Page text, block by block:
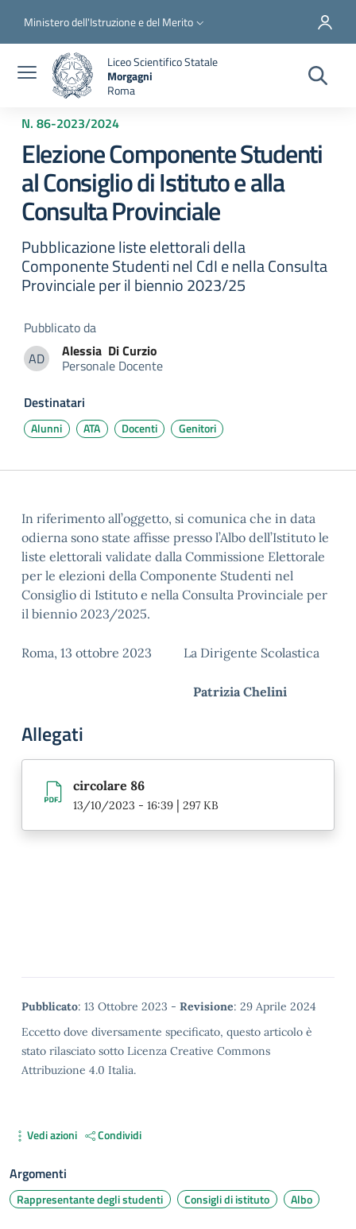
Slim top
Ministero dell'Istruzione e del Merito
Liceo Scientifico Statale
Morgagni
Roma
N. 86-2023/2024
Elezione Componente Studenti
al Consiglio di Istituto e alla
Consulta Provinciale
Pubblicazione liste elettorali della
Componente Studenti nel CdI e nella Consulta
Provinciale per il biennio 2023/25
Pubblicato da
ADAlessia Di Curzio
Alessia Di Curzio
Personale Docente
Destinatari
Alunni ATA Docenti Genitori
In riferimento all’oggetto, si comunica che in data
odierna sono state affisse presso l’Albo dell’Istituto le
liste elettorali validate dalla Commissione Elettorale
per le elezioni della Componente Studenti nel
Consiglio di Istituto e nella Consulta Provinciale per
il biennio 2023/2025.
Roma, 13 ottobre 2023 La Dirigente Scolastica
Patrizia Chelini
Allegati
circolare 86
13/10/2023 - 16:39 | 297 KB
Metadata
Pubblicato: 13 Ottobre 2023 - Revisione: 29 Aprile 2024
Eccetto dove diversamente specificato, questo articolo è
stato rilasciato sotto Licenza Creative Commons
Attribuzione 4.0 Italia.
Vedi azioni Condividi
Argomenti
Rappresentante degli studenti Consigli di istituto Albo